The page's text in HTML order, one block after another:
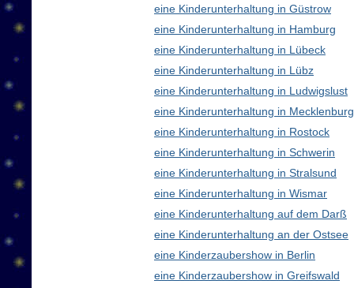
eine Kinderunterhaltung in Güstrow
eine Kinderunterhaltung in Hamburg
eine Kinderunterhaltung in Lübeck
eine Kinderunterhaltung in Lübz
eine Kinderunterhaltung in Ludwigslust
eine Kinderunterhaltung in
eine Kinderunterhaltung in Rostock
eine Kinderunterhaltung in Schwerin
eine Kinderunterhaltung in Stralsund
eine Kinderunterhaltung in Wismar
eine Kinderunterhaltung auf dem Darß
eine Kinderunterhaltung an der Ostsee
eine Kinderzaubershow in Berlin
eine Kinderzaubershow in Greifswald